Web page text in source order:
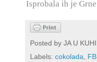
Isprobala ih je
Posted by JA U
Labels: cokolada,